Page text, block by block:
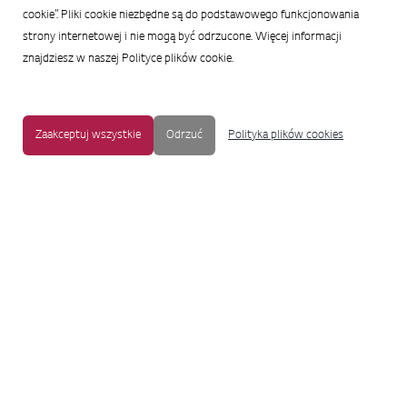
cookie”. Pliki cookie niezbędne są do podstawowego funkcjonowania
strony internetowej i nie mogą być odrzucone. Więcej informacji
znajdziesz w naszej Polityce plików cookie.
Zaakceptuj wszystkie Odrzuć Polityka plików cookies